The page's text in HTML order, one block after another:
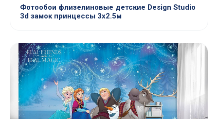
Фотообои флизелиновые детские Design Studio
3d замок принцессы 3х2.5м